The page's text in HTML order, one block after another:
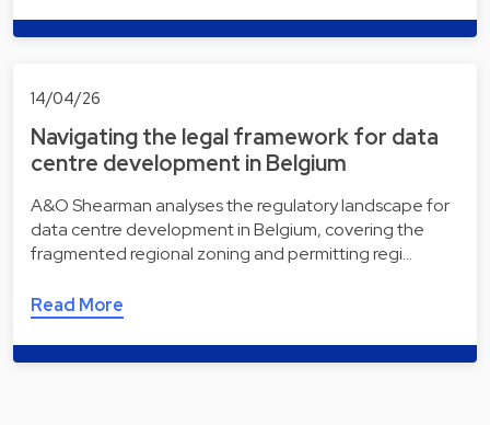
14/04/26
Navigating the legal framework for data
centre development in Belgium
A&O Shearman analyses the regulatory landscape for
data centre development in Belgium, covering the
fragmented regional zoning and permitting regi…
Read More